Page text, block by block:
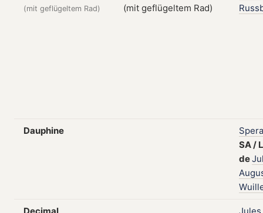
(mit geflügeltem Rad)
Dauphine
Spera
SA/
de